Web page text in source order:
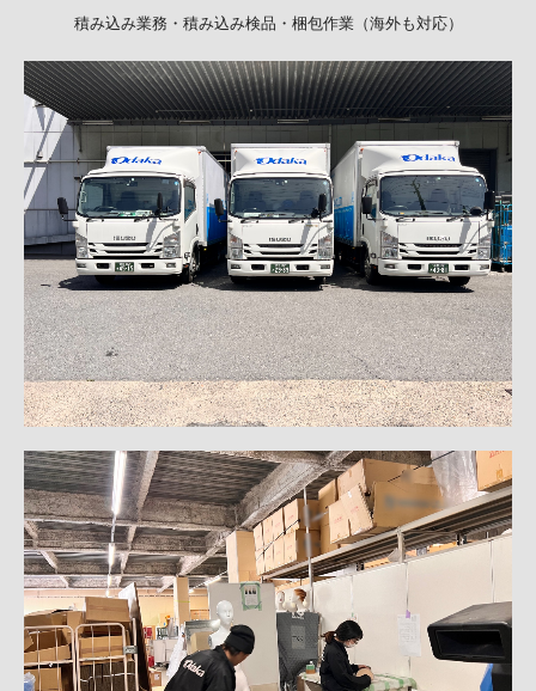
安全への取り組み
Recruit
Contact
プライバシーポリシー
積み込み業務・積み込み検品・梱包作業（海外も対応）